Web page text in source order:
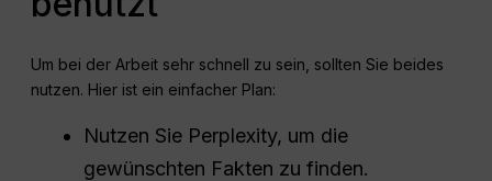
Um bei der Arbeit sehr schnell zu sein, sollten Sie beides
nutzen. Hier ist ein einfacher Plan:
Nutzen Sie Perplexity, um die
gewünschten Fakten zu finden.